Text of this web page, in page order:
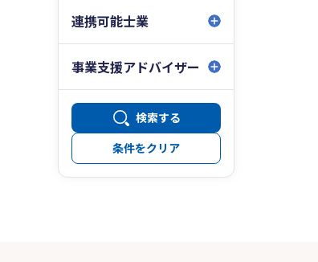
連携可能士業
事業支援アドバイザー
検索する
条件をクリア